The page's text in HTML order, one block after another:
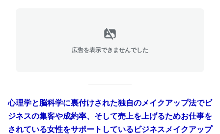
広告を表示できませんでした
心理学と脳科学に裏付けされた独自のメイクアップ法でビ
ジネスの集客や成約率、そして売上を上げるためお仕事を
されている女性をサポートしているビジネスメイクアップ